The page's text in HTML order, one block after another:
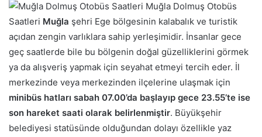
Muğla Dolmuş Otobüs
Saatleri Muğla şehri Ege bölgesinin kalabalık ve turistik
açıdan zengin varlıklara sahip yerleşimidir. İnsanlar gece
geç saatlerde bile bu bölgenin doğal güzelliklerini görmek
ya da alışveriş yapmak için seyahat etmeyi tercih eder. İl
merkezinde veya merkezinden ilçelerine ulaşmak için
minibüs hatları sabah 07.00’da başlayıp gece 23.55’te ise
son hareket saati olarak belirlenmiştir. Büyükşehir
belediyesi statüsünde olduğundan dolayı özellikle yaz